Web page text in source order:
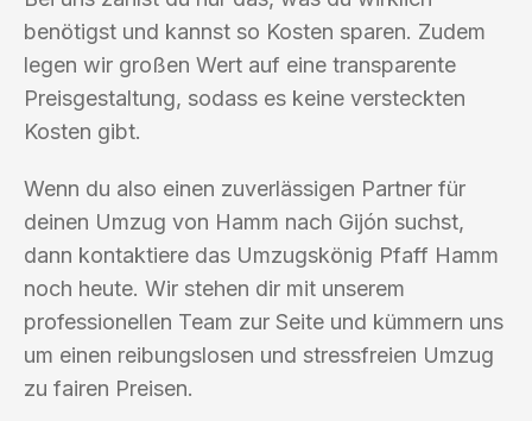
benötigst und kannst so Kosten sparen. Zudem
legen wir großen Wert auf eine transparente
Preisgestaltung, sodass es keine versteckten
Kosten gibt.
Wenn du also einen zuverlässigen Partner für
deinen Umzug von Hamm nach Gijón suchst,
dann kontaktiere das Umzugskönig Pfaff Hamm
noch heute. Wir stehen dir mit unserem
professionellen Team zur Seite und kümmern uns
um einen reibungslosen und stressfreien Umzug
zu fairen Preisen.